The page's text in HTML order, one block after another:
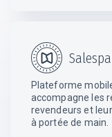
Plateforme
accompagne les
revendeurs et
à portée de main.